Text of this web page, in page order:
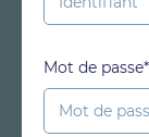
Mot de passe*